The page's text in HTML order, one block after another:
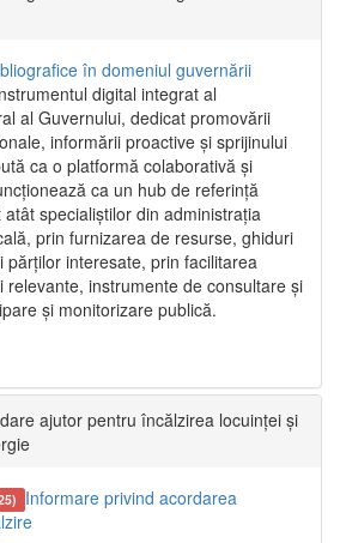
în domeniul guvernării
digital integrat al
al Guvernului, dedicat promovării
informării proactive și sprijinului
ca o platformă colaborativă și
ca un hub de referință
specialiștilor din administrația
prin furnizarea de resurse, ghiduri
părților interesate, prin facilitarea
relevante, instrumente de consultare și
și monitorizare publică.
ajutor pentru încălzirea locuinței și
Informare privind acordarea